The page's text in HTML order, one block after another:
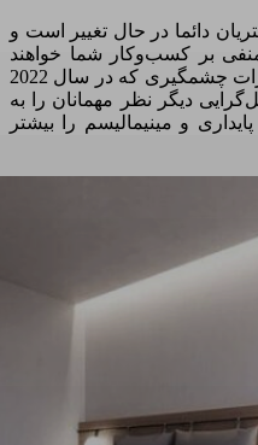
دائما در حال تغییر است و
بر کسب‌وکار شما خواهند
داشت. به ‌عنوان مثال، یکی از تغییرات چشمگیری که در سال 2022
دیگر نظر مهمانان را به
و مینیمالیسم را بیشتر